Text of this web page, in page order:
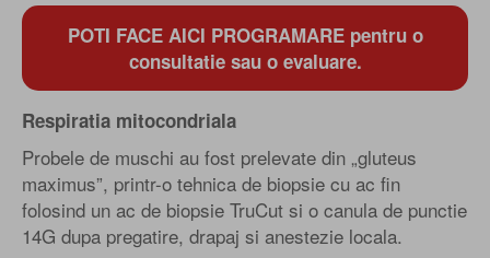
POTI FACE AICI PROGRAMARE pentru o
consultatie sau o evaluare.
Respiratia mitocondriala
Probele de muschi au fost prelevate din „gluteus
maximus”, printr-o tehnica de biopsie cu ac fin
folosind un ac de biopsie TruCut si o canula de punctie
14G dupa pregatire, drapaj si anestezie locala.